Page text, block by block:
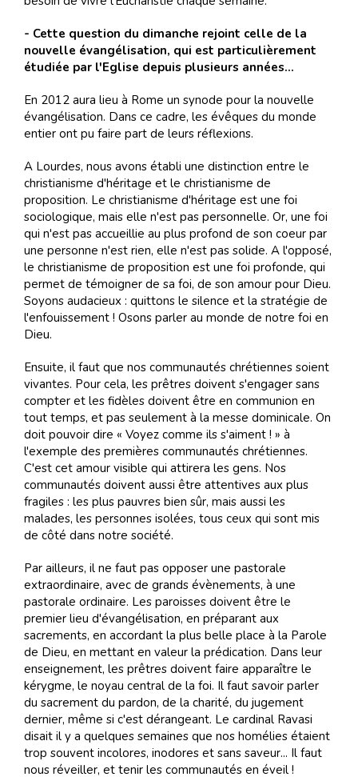
- Cette question du dimanche rejoint celle de la
nouvelle évangélisation, qui est particulièrement
étudiée par l'Eglise depuis plusieurs années...
En 2012 aura lieu à Rome un synode pour la nouvelle
évangélisation. Dans ce cadre, les évêques du monde
entier ont pu faire part de leurs réflexions.
A Lourdes, nous avons établi une distinction entre le
christianisme d'héritage et le christianisme de
proposition. Le christianisme d'héritage est une foi
sociologique, mais elle n'est pas personnelle. Or, une foi
qui n'est pas accueillie au plus profond de son coeur par
une personne n'est rien, elle n'est pas solide. A l'opposé,
le christianisme de proposition est une foi profonde, qui
permet de témoigner de sa foi, de son amour pour Dieu.
Soyons audacieux : quittons le silence et la stratégie de
l'enfouissement ! Osons parler au monde de notre foi en
Dieu.
Ensuite, il faut que nos communautés chrétiennes soient
vivantes. Pour cela, les prêtres doivent s'engager sans
compter et les fidèles doivent être en communion en
tout temps, et pas seulement à la messe dominicale. On
doit pouvoir dire « Voyez comme ils s'aiment ! » à
l'exemple des premières communautés chrétiennes.
C'est cet amour visible qui attirera les gens. Nos
communautés doivent aussi être attentives aux plus
fragiles : les plus pauvres bien sûr, mais aussi les
malades, les personnes isolées, tous ceux qui sont mis
de côté dans notre société.
Par ailleurs, il ne faut pas opposer une pastorale
extraordinaire, avec de grands évènements, à une
pastorale ordinaire. Les paroisses doivent être le
premier lieu d'évangélisation, en préparant aux
sacrements, en accordant la plus belle place à la Parole
de Dieu, en mettant en valeur la prédication. Dans leur
enseignement, les prêtres doivent faire apparaître le
kérygme, le noyau central de la foi. Il faut savoir parler
du sacrement du pardon, de la charité, du jugement
dernier, même si c'est dérangeant. Le cardinal Ravasi
disait il y a quelques semaines que nos homélies étaient
trop souvent incolores, inodores et sans saveur... Il faut
nous réveiller, et tenir les communautés en éveil !